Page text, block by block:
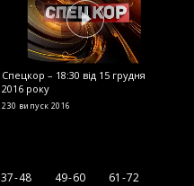
Спецкор – 18:30 від 15 грудня
2016 року
230 випуск 2016
37-48 49-60
61-72